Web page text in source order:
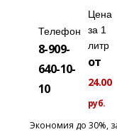
Телефон
8-909-
640-10-
10
Цена
за 1
литр
от
24.00
руб.
Главная Услуги
Заправка
Экономия до 30%,